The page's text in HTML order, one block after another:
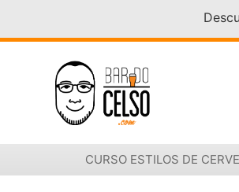
CURSO ESTILOS DE